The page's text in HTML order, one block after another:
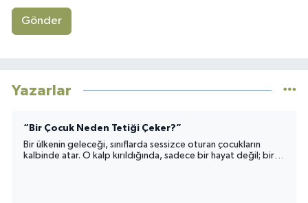
Gönder
Yazarlar
“Bir Çocuk Neden Tetiği Çeker?”
Bir ülkenin geleceği, sınıflarda sessizce oturan çocukların
kalbinde atar. O kalp kırıldığında, sadece bir hayat değil; bir